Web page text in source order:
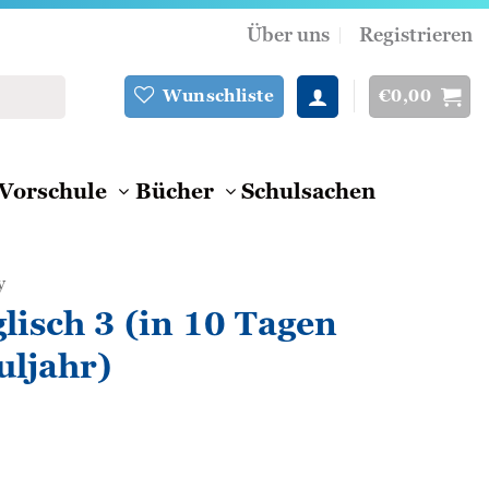
Über uns
Registrieren
Wunschliste €0,00
Bücher Schulsachen
3 (in 10 Tagen